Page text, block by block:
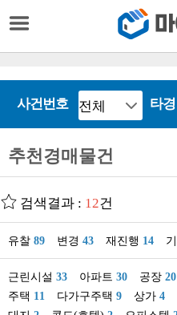
사건번호 타경
추천경매물건
검색결과 : 12건
유찰 89 변경 43 재진행 14
근린시설 33 아파트 30 공장 20
주택 11 다가구주택 9 상가 4